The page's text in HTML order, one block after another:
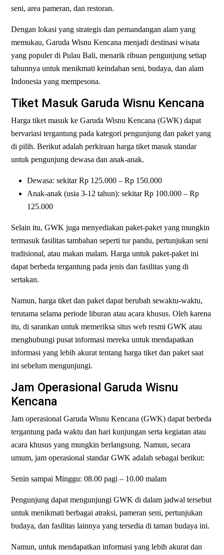
seni, area pameran, dan restoran.
Dengan lokasi yang strategis dan pemandangan alam yang
memukau, Garuda Wisnu Kencana menjadi destinasi wisata
yang populer di Pulau Bali, menarik ribuan pengunjung setiap
tahunnya untuk menikmati keindahan seni, budaya, dan alam
Indonesia yang mempesona.
Tiket Masuk Garuda Wisnu Kencana
Harga tiket masuk ke Garuda Wisnu Kencana (GWK) dapat
bervariasi tergantung pada kategori pengunjung dan paket yang
di pilih. Berikut adalah perkiraan harga tiket masuk standar
untuk pengunjung dewasa dan anak-anak.
Dewasa: sekitar Rp 125.000 – Rp 150.000
Anak-anak (usia 3-12 tahun): sekitar Rp 100.000 – Rp
125.000
Selain itu, GWK juga menyediakan paket-paket yang mungkin
termasuk fasilitas tambahan seperti tur pandu, pertunjukan seni
tradisional, atau makan malam. Harga untuk paket-paket ini
dapat berbeda tergantung pada jenis dan fasilitas yang di
sertakan.
Namun, harga tiket dan paket dapat berubah sewaktu-waktu,
terutama selama periode liburan atau acara khusus. Oleh karena
itu, di sarankan untuk memeriksa situs web resmi GWK atau
menghubungi pusat informasi mereka untuk mendapatkan
informasi yang lebih akurat tentang harga tiket dan paket saat
ini sebelum mengunjungi.
Jam Operasional Garuda Wisnu
Kencana
Jam operasional Garuda Wisnu Kencana (GWK) dapat berbeda
tergantung pada waktu dan hari kunjungan serta kegiatan atau
acara khusus yang mungkin berlangsung. Namun, secara
umum, jam operasional standar GWK adalah sebagai berikut:
Senin sampai Minggu: 08.00 pagi – 10.00 malam
Pengunjung dapat mengunjungi GWK di dalam jadwal tersebut
untuk menikmati berbagai atraksi, pameran seni, pertunjukan
budaya, dan fasilitas lainnya yang tersedia di taman budaya ini.
Namun, untuk mendapatkan informasi yang lebih akurat dan